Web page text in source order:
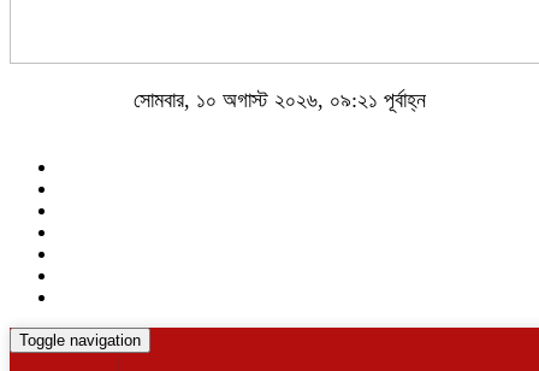
সোমবার, ১০ অগাস্ট ২০২৬, ০৯:২১ পূর্বাহ্ন
Toggle navigation